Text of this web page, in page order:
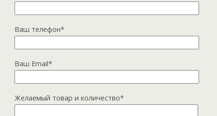
Ваш телефон*
Ваш Email*
Желаемый товар и количество*